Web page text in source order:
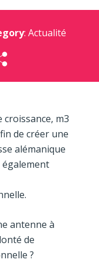
: Actualité
croissance, m3
de créer une
alémanique
également
antenne à
de
?